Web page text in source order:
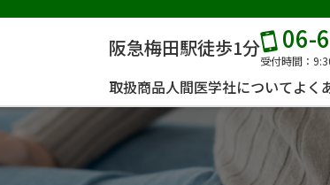
阪急梅田駅徒歩1分 06-
受付時間：
取扱商品人間医学社についてよく